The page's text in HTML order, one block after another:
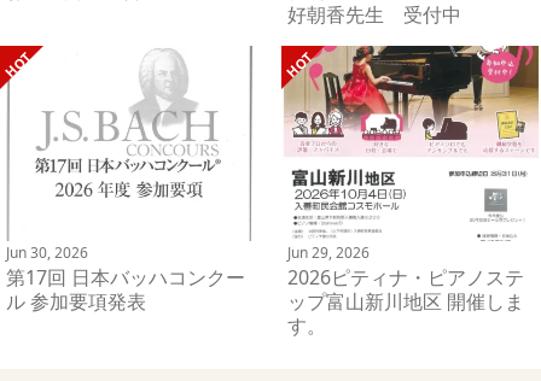
好朝香先生 受付中
Jun 30, 2026
第17回 日本バッハコンクー
ル 参加要項発表
Jun 29, 2026
2026ピティナ・ピアノステ
ップ富山新川地区 開催しま
す。